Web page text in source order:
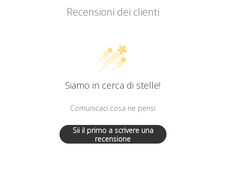
Recensioni dei clienti
Siamo in cerca di stelle!
Comunicaci cosa ne pensi
Sii il primo a scrivere una
recensione